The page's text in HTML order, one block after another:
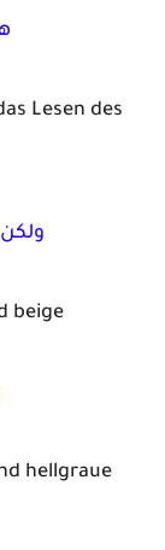
Lesen des
beige
hellgraue